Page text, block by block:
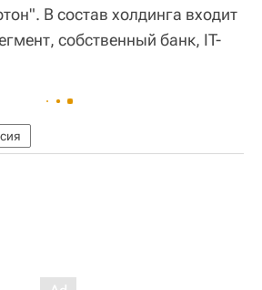
В состав холдинга входит
собственный банк, IT-